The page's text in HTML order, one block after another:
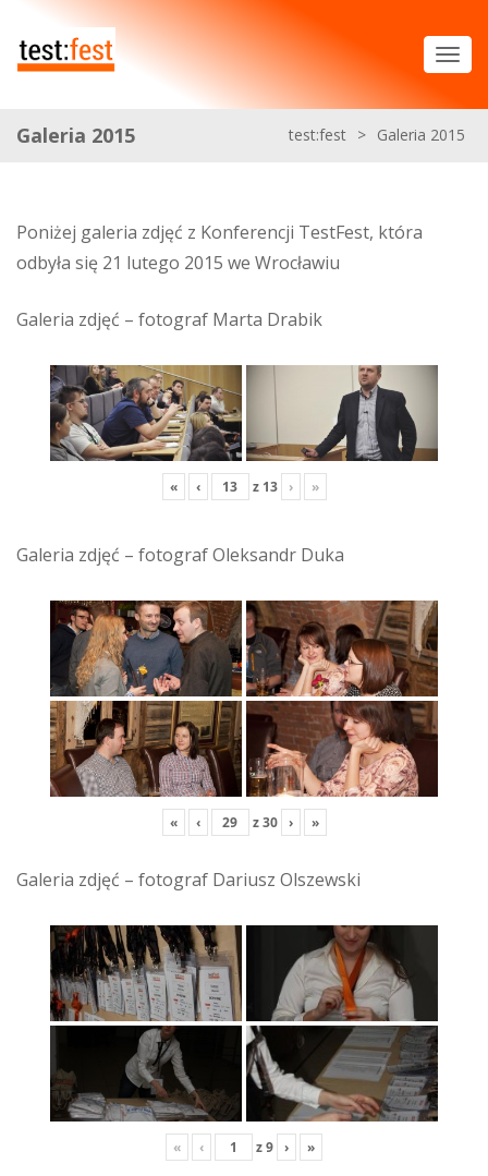
Galeria 2015 test:fest > Galeria 2015
Poniżej galeria zdjęć z Konferencji TestFest, która
odbyła się 21 lutego 2015 we Wrocławiu
Galeria zdjęć – fotograf Marta Drabik
« ‹ z 13 › »
Galeria zdjęć – fotograf Oleksandr Duka
« ‹ z30 › »
Galeria zdjęć – fotograf Dariusz Olszewski
« ‹ z9 › »